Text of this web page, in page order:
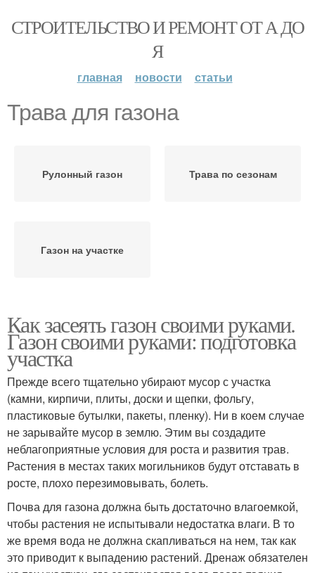
СТРОИТЕЛЬСТВО И РЕМОНТ ОТ А ДО
Я
главная новости статьи
Трава для газона
Рулонный газон Трава по сезонам
Газон на участке
Как засеять газон своими руками.
Газон своими руками: подготовка
участка
Прежде всего тщательно убирают мусор с участка
(камни, кирпичи, плиты, доски и щепки, фольгу,
пластиковые бутылки, пакеты, пленку). Ни в коем случае
не зарывайте мусор в землю. Этим вы создадите
неблагоприятные условия для роста и развития трав.
Растения в местах таких могильников будут отставать в
росте, плохо перезимовывать, болеть.
Почва для газона должна быть достаточно влагоемкой,
чтобы растения не испытывали недостатка влаги. В то
же время вода не должна скапливаться на нем, так как
это приводит к выпадению растений. Дренаж обязателен